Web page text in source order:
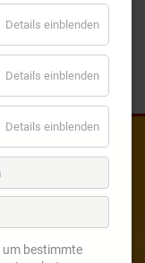
Details einblenden
Details einblenden
Details einblenden
um bestimmte